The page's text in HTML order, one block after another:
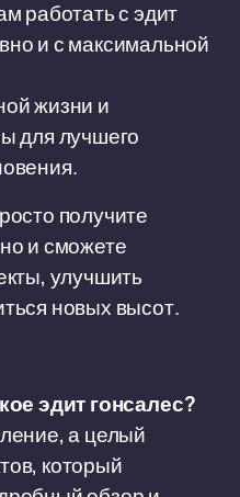
работать с эдит
и с максимальной
жизни и
для лучшего
получите
и сможете
улучшить
новых высот.
эдит гонсалес?
а целый
который